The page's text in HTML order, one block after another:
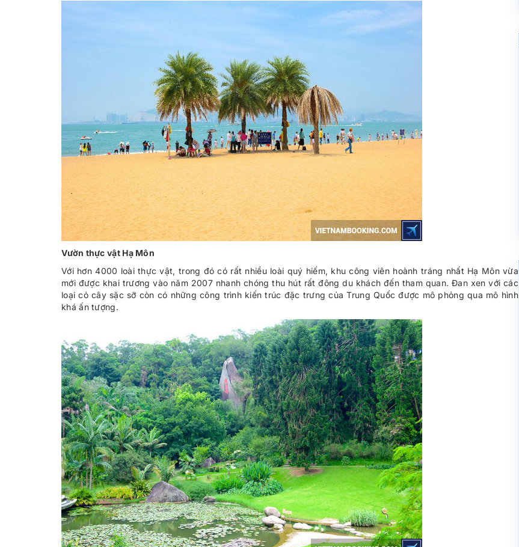
Vườn thực vật Hạ Môn
Với hơn 4000 loài thực vật, trong đó có rất nhiều loài quý hiếm, khu công viên hoành tráng nhất Hạ Môn vừa
mới được khai trương vào năm 2007 nhanh chóng thu hút rất đông du khách đến tham quan. Đan xen với các
loại cỏ cây sặc sỡ còn có những công trình kiến trúc đặc trưng của Trung Quốc được mô phỏng qua mô hình
khá ấn tượng.